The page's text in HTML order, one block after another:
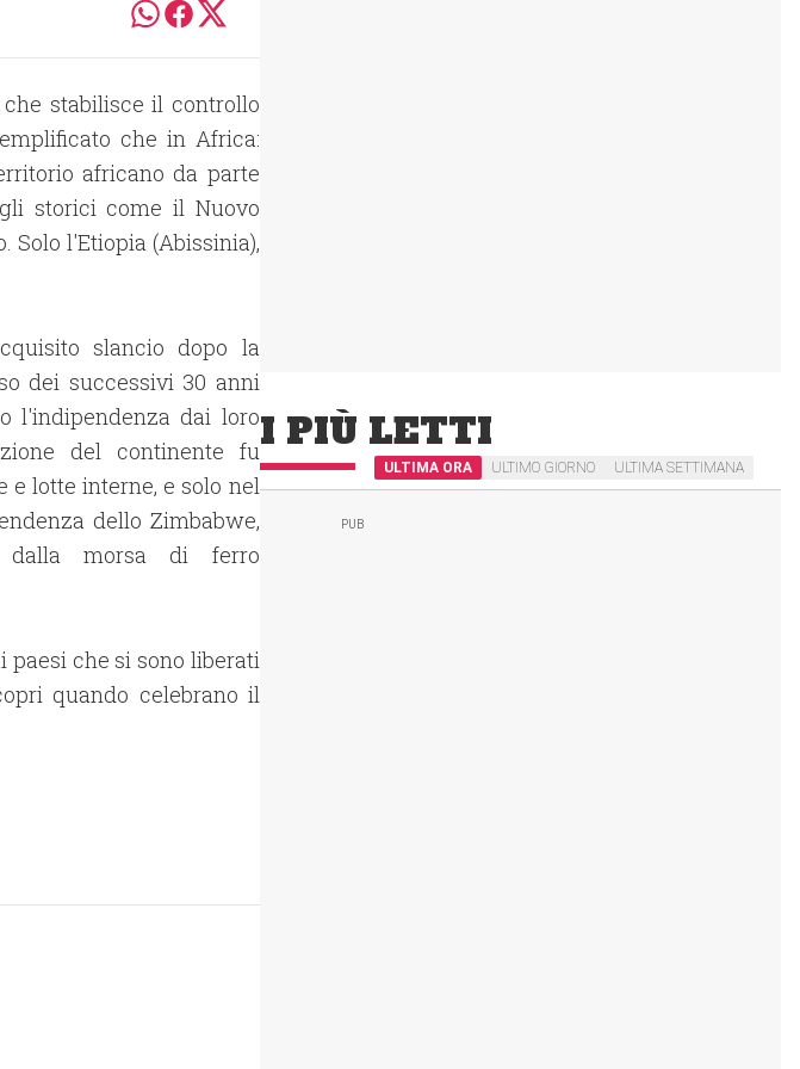
stabilisce il controllo
che in Africa:
africano da parte
storici come il Nuovo
Solo l'Etiopia (Abissinia),
slancio dopo la
dei successivi 30 anni
l'indipendenza dai loro
del continente fu
lotte interne, e solo nel
dello Zimbabwe,
dalla morsa di ferro
paesi che si sono liberati
quando celebrano il
I PIÙ LETTI
ULTIMA ORA ULTIMO GIORNO ULTIMA SETTIMANA